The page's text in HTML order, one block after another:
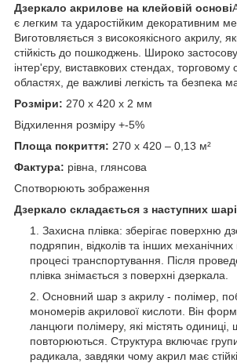
Дзеркало акрилове на клейовій основі
є легким та ударостійким декоративним
Виготовляється з високоякісного акрилу,
стійкість до пошкоджень. Широко
інтер'єру, виставкових стендах, торговому
областях, де важливі легкість та безпека
Розміри: 270 х 420 х 2 мм
Відхилення розміру +-5%
Площа покриття: 270 х 420 – 0,13 м²
Фактура: рівна, глянсова
Спотворюють зображення
Дзеркало складається з наступних
Захисна плівка: зберігає поверхню
подряпин, відколів та інших
процесі транспортування. Після
плівка знімається з поверхні дзеркала.
Основний шар з акрилу - полімер,
мономерів акрилової кислоти. Він
ланцюги полімеру, які містять одиниці,
повторюються. Структура включає
радикала, завдяки чому акрил має